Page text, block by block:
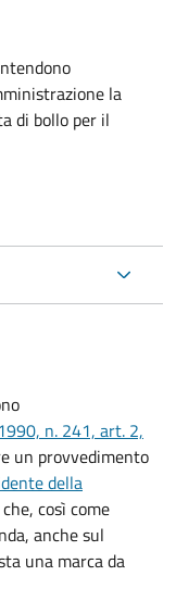
la
di bollo per il
n. 241, art. 2,
un provvedimento
della
così come
anche sul
una marca da